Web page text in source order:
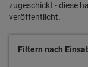
zugeschickt - diese
veröffentlicht.
Filtern nach